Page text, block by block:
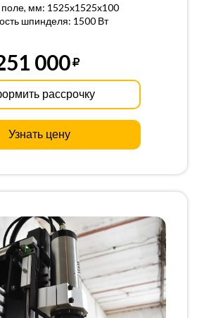
мм: 1525x1525x100
шпинделя: 1500 Вт
000
рассрочку
Узнать цену